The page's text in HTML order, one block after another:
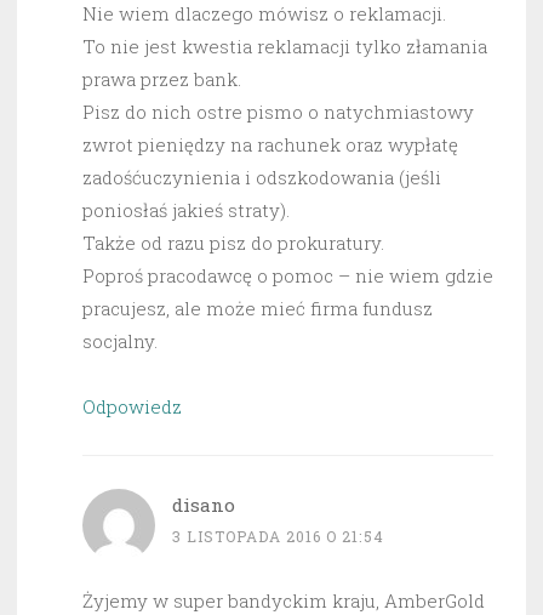
Nie wiem dlaczego mówisz o reklamacji.
To nie jest kwestia reklamacji tylko złamania
prawa przez bank.
Pisz do nich ostre pismo o natychmiastowy
zwrot pieniędzy na rachunek oraz wypłatę
zadośćuczynienia i odszkodowania (jeśli
poniosłaś jakieś straty).
Także od razu pisz do prokuratury.
Poproś pracodawcę o pomoc – nie wiem gdzie
pracujesz, ale może mieć firma fundusz
socjalny.
Odpowiedz
disano
3 LISTOPADA 2016 O 21:54
Żyjemy w super bandyckim kraju, AmberGold